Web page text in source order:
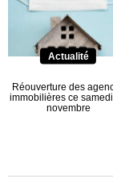
Actualité
Réouverture des
immobilières ce
novembre